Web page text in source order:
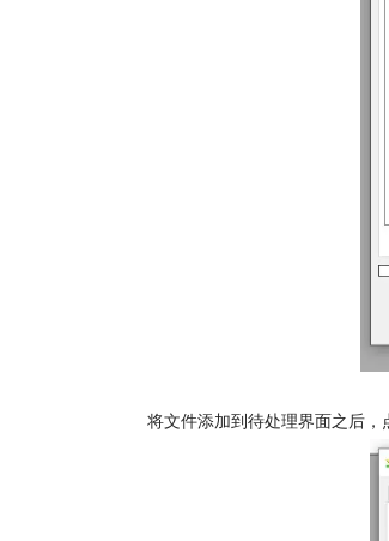
将文件添加到待处理界面之后，